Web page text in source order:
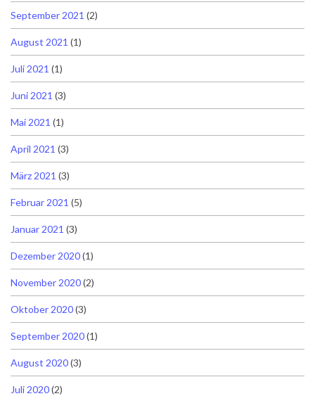
September 2021 (2)
August 2021 (1)
Juli 2021 (1)
Juni 2021 (3)
Mai 2021 (1)
April 2021 (3)
März 2021 (3)
Februar 2021 (5)
Januar 2021 (3)
Dezember 2020(1)
November 2020(2)
Oktober 2020(3)
September 2020(1)
August 2020(3)
Juli 2020(2)